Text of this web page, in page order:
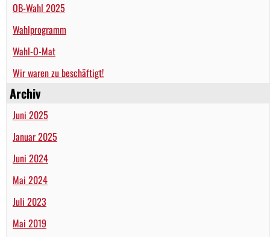
OB-Wahl 2025
Wahlprogramm
Wahl-O-Mat
Wir waren zu beschäftigt!
Archiv
Juni 2025
Januar 2025
Juni 2024
Mai 2024
Juli 2023
Mai 2019